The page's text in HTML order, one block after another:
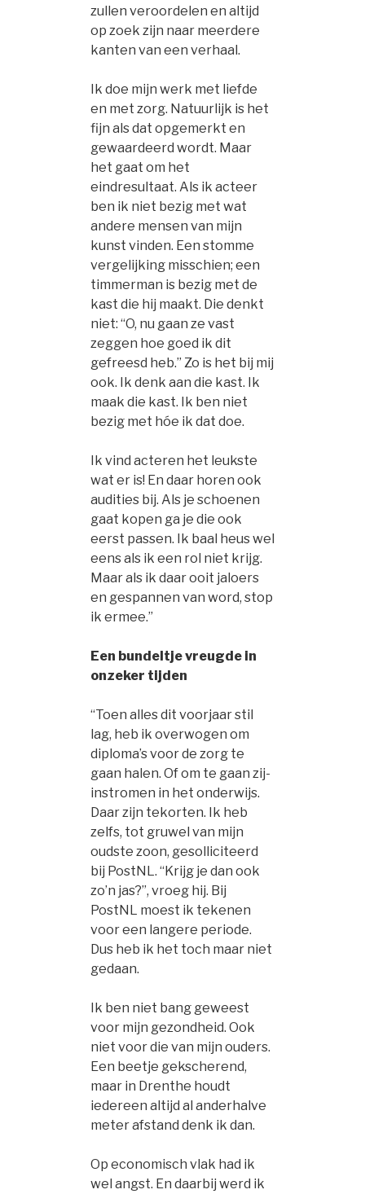
zullen veroordelen en altijd
op zoek zijn naar meerdere
kanten van een verhaal.
Ik doe mijn werk met liefde
en met zorg. Natuurlijk is het
fijn als dat opgemerkt en
gewaardeerd wordt. Maar
het gaat om het
eindresultaat. Als ik acteer
ben ik niet bezig met wat
andere mensen van mijn
kunst vinden. Een stomme
vergelijking misschien; een
timmerman is bezig met de
kast die hij maakt. Die denkt
niet: “O, nu gaan ze vast
zeggen hoe goed ik dit
gefreesd heb.” Zo is het bij mij
ook. Ik denk aan die kast. Ik
maak die kast. Ik ben niet
bezig met hóe ik dat doe.
Ik vind acteren het leukste
wat er is! En daar horen ook
audities bij. Als je schoenen
gaat kopen ga je die ook
eerst passen. Ik baal heus wel
eens als ik een rol niet krijg.
Maar als ik daar ooit jaloers
en gespannen van word, stop
ik ermee.”
Een bundeltje vreugde in
onzeker tijden
“Toen alles dit voorjaar stil
lag, heb ik overwogen om
diploma’s voor de zorg te
gaan halen. Of om te gaan zij-
instromen in het onderwijs.
Daar zijn tekorten. Ik heb
zelfs, tot gruwel van mijn
oudste zoon, gesolliciteerd
bij PostNL. “Krijg je dan ook
zo’n jas?”, vroeg hij. Bij
PostNL moest ik tekenen
voor een langere periode.
Dus heb ik het toch maar niet
gedaan.
Ik ben niet bang geweest
voor mijn gezondheid. Ook
niet voor die van mijn ouders.
Een beetje gekscherend,
maar in Drenthe houdt
iedereen altijd al anderhalve
meter afstand denk ik dan.
Op economisch vlak had ik
wel angst. En daarbij werd ik